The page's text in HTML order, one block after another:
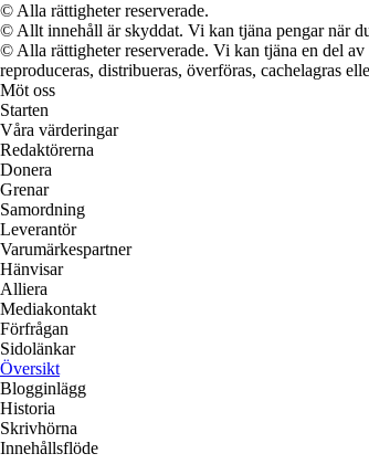
© Alla rättigheter reserverade.
© Allt innehåll är skyddat. Vi kan tjäna pengar när
© Alla rättigheter reserverade. Vi kan tjäna en del
reproduceras, distribueras, överföras, cachelagras
Möt oss
Starten
Våra värderingar
Redaktörerna
Donera
Grenar
Samordning
Leverantör
Varumärkespartner
Hänvisar
Alliera
Mediakontakt
Förfrågan
Sidolänkar
Översikt
Blogginlägg
Historia
Skrivhörna
Innehållsflöde